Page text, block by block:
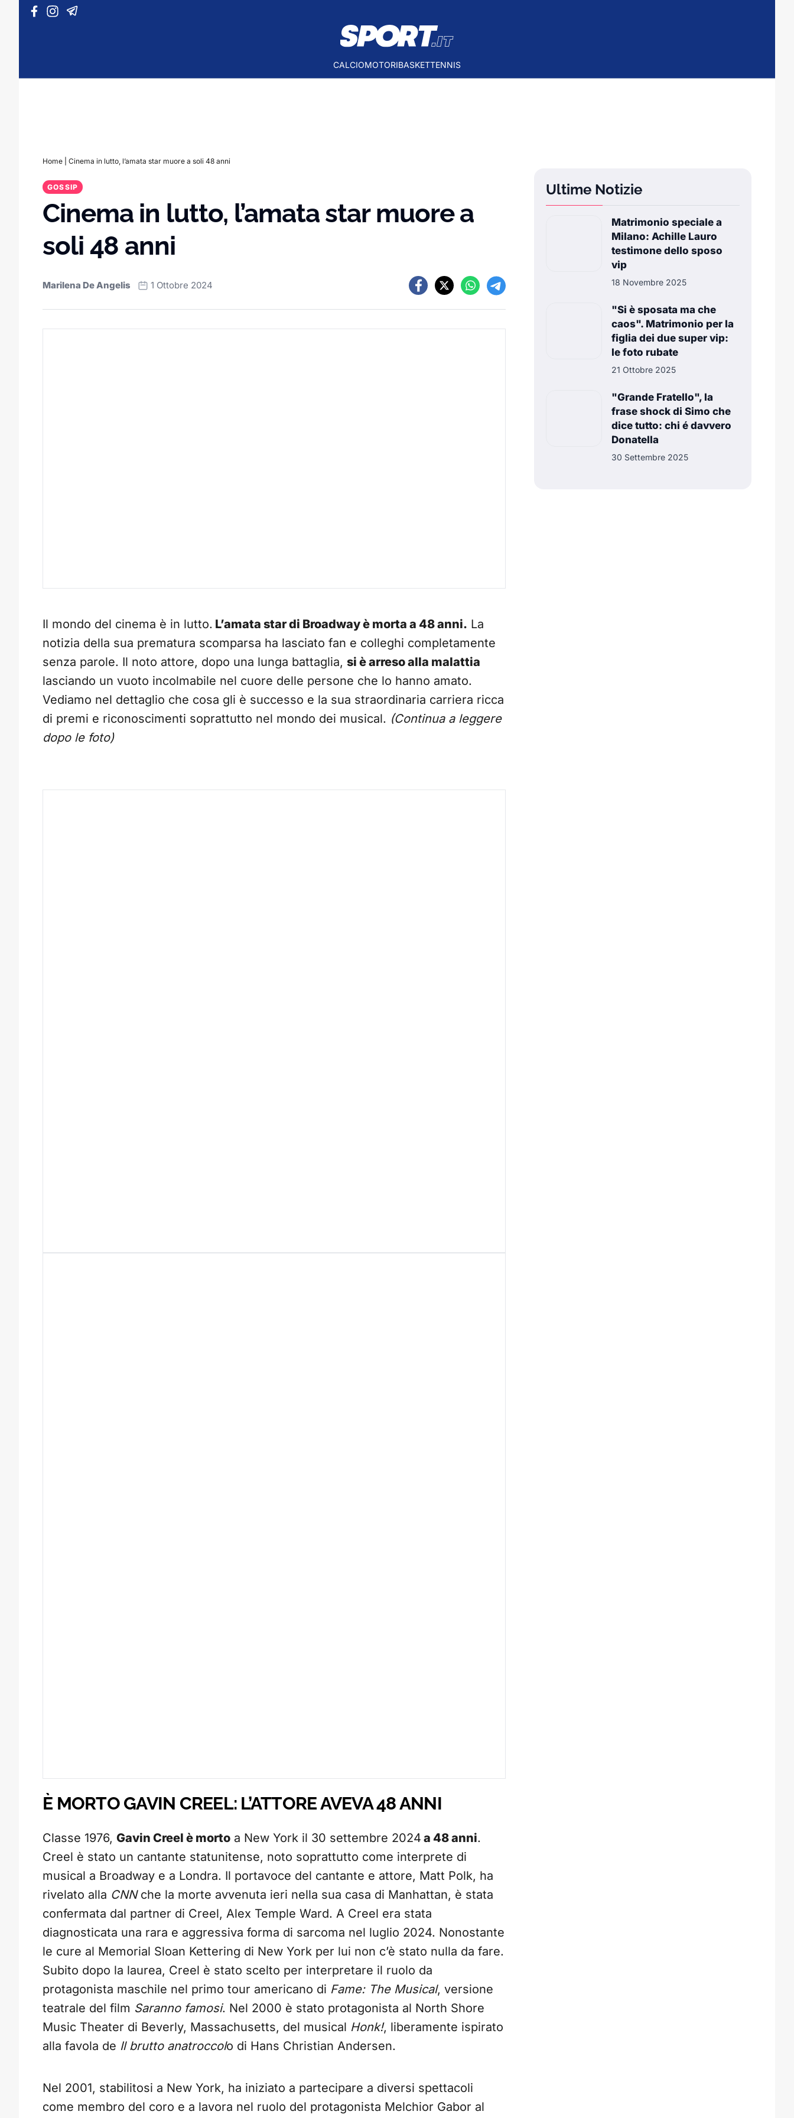
Vai al contenuto
CALCIOMOTORIBASKETTENNIS
Home Cinema in lutto, l’amata star muore a soli 48 anni
GOSSIP
Cinema in lutto, l’amata star muore a
soli 48 anni
Marilena De Angelis 1 Ottobre 2024
Il mondo del cinema è in lutto. L’amata star di Broadway è morta a 48 anni. La
notizia della sua prematura scomparsa ha lasciato fan e colleghi completamente
senza parole. Il noto attore, dopo una lunga battaglia, si è arreso alla malattia
lasciando un vuoto incolmabile nel cuore delle persone che lo hanno amato.
Vediamo nel dettaglio che cosa gli è successo e la sua straordinaria carriera ricca
di premi e riconoscimenti soprattutto nel mondo dei musical. (Continua a leggere
dopo le foto)
È MORTO GAVIN CREEL: L’ATTORE AVEVA 48 ANNI
Classe 1976, Gavin Creel è morto a New York il 30 settembre 2024 a 48 anni.
Creel è stato un cantante statunitense, noto soprattutto come interprete di
musical a Broadway e a Londra. Il portavoce del cantante e attore, Matt Polk, ha
rivelato alla CNNche la morte avvenuta ieri nella sua casa di Manhattan, è stata
confermata dal partner di Creel, Alex Temple Ward. A Creel era stata
diagnosticata una rara e aggressiva forma di sarcoma nel luglio 2024. Nonostante
le cure al Memorial Sloan Kettering di New York per lui non c’è stato nulla da fare.
Subito dopo la laurea, Creel è stato scelto per interpretare il ruolo da
protagonista maschile nel primo tour americano di Fame: The Musical, versione
teatrale del film Saranno famosi. Nel 2000 è stato protagonista al North Shore
Music Theater di Beverly, Massachusetts, del musical Honk!, liberamente ispirato
alla favola de Il brutto anatroccolo di Hans Christian Andersen.
Nel 2001, stabilitosi a New York, ha iniziato a partecipare a diversi spettacoli
come membro del coro e a lavora nel ruolo del protagonista Melchior Gabor al
Ultime Notizie
Matrimonio speciale a
Milano: Achille Lauro
testimone dello sposo
vip
18 Novembre 2025
"Si è sposata ma che
caos". Matrimonio per la
figlia dei due super vip:
le foto rubate
21 Ottobre 2025
"Grande Fratello", la
frase shock di Simo che
dice tutto: chi é davvero
Donatella
30 Settembre 2025